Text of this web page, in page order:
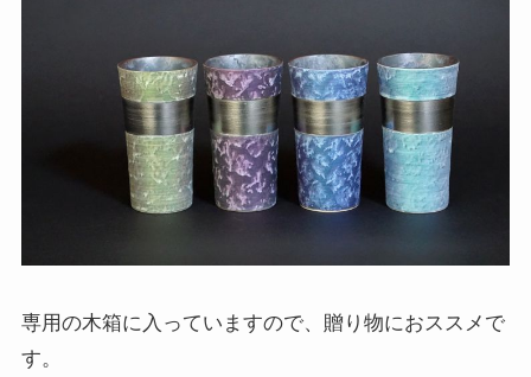
専用の木箱に入っていますので、贈り物におススメで
す。